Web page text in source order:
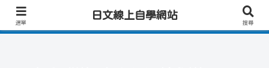
日文學習首選｜快速學會實用日文｜專業日籍老師一對一線上教學｜高效會話練
選單
日文線上自學網站
搜尋